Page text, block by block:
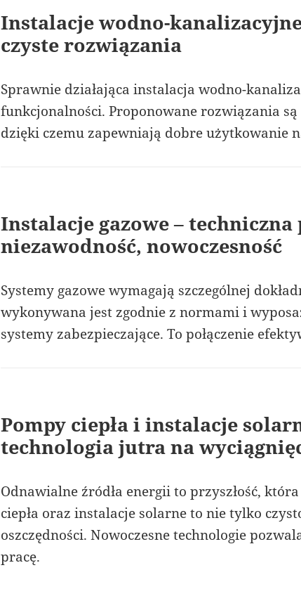
Instalacje wodno-
czyste rozwiązania
Sprawnie działająca instalacja wodno-
funkcjonalności. Proponowane rozwiązania
dzięki czemu zapewniają dobre użytkowanie
Instalacje gazowe – techniczna
niezawodność, nowoczesność
Systemy gazowe wymagają szczególnej
wykonywana jest zgodnie z normami i
systemy zabezpieczające. To połączenie
Pompy ciepła i instalacje
technologia jutra na
Odnawialne źródła energii to przyszłość,
ciepła oraz instalacje solarne to nie tylko
oszczędności. Nowoczesne technologie
pracę.